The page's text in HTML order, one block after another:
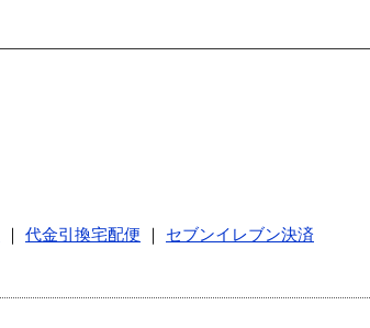
代金引換宅配便
セブンイレブン決済